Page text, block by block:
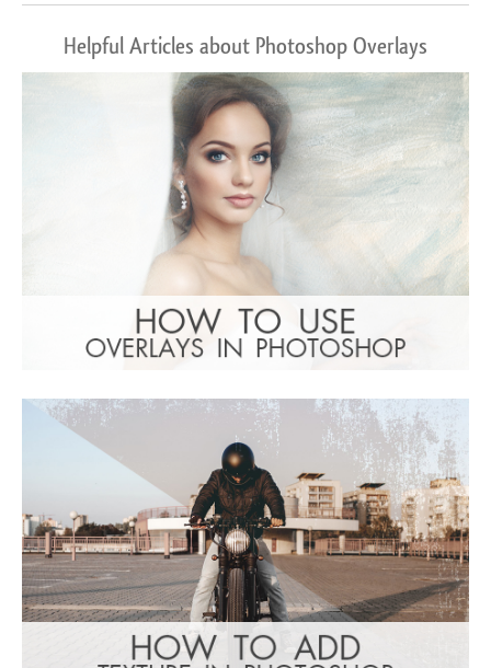
Helpful Articles about Photoshop Overlays